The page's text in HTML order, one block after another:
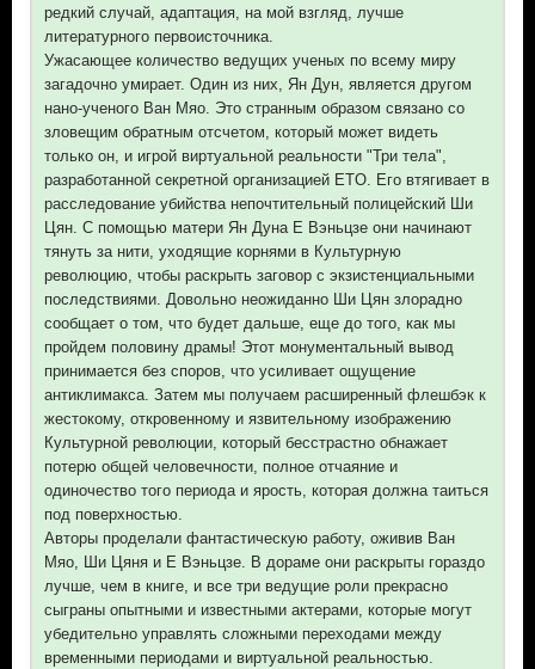
редкий случай, адаптация, на мой взгляд, лучше
литературного первоисточника.
Ужасающее количество ведущих ученых по всему миру
загадочно умирает. Один из них, Ян Дун, является другом
нано-ученого Ван Мяо. Это странным образом связано со
зловещим обратным отсчетом, который может видеть
только он, и игрой виртуальной реальности "Три тела",
разработанной секретной организацией ETO. Его втягивает в
расследование убийства непочтительный полицейский Ши
Цян. С помощью матери Ян Дуна Е Вэньцзе они начинают
тянуть за нити, уходящие корнями в Культурную
революцию, чтобы раскрыть заговор с экзистенциальными
последствиями. Довольно неожиданно Ши Цян злорадно
сообщает о том, что будет дальше, еще до того, как мы
пройдем половину драмы! Этот монументальный вывод
принимается без споров, что усиливает ощущение
антиклимакса. Затем мы получаем расширенный флешбэк к
жестокому, откровенному и язвительному изображению
Культурной революции, который бесстрастно обнажает
потерю общей человечности, полное отчаяние и
одиночество того периода и ярость, которая должна таиться
под поверхностью.
Авторы проделали фантастическую работу, оживив Ван
Мяо, Ши Цяня и Е Вэньцзе. В дораме они раскрыты гораздо
лучше, чем в книге, и все три ведущие роли прекрасно
сыграны опытными и известными актерами, которые могут
убедительно управлять сложными переходами между
временными периодами и виртуальной реальностью.